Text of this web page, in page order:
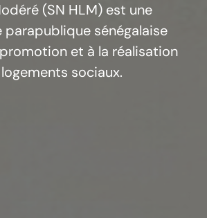
(SN HLM) est une
parapublique sénégalaise
et à la réalisation
sociaux.